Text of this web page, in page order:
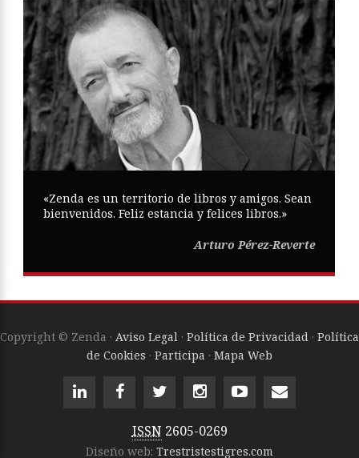
«Zenda es un territorio de libros y amigos. Sean
bienvenidos. Feliz estancia y felices libros.»
Arturo Pérez-Reverte
Copyright © Zenda · Aviso Legal · Política de Privacidad · Política
de Cookies · Participa · Mapa Web
ISSN 2605-0269
Diseño web: Trestristestigres.com